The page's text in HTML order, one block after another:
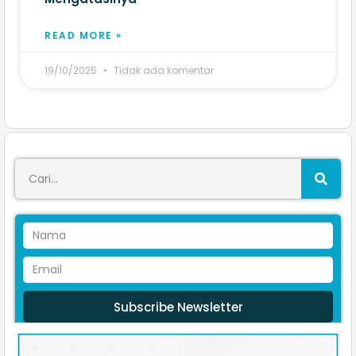
READ MORE »
19/10/2025 Tidak ada komentar
Subscribe Newsletter